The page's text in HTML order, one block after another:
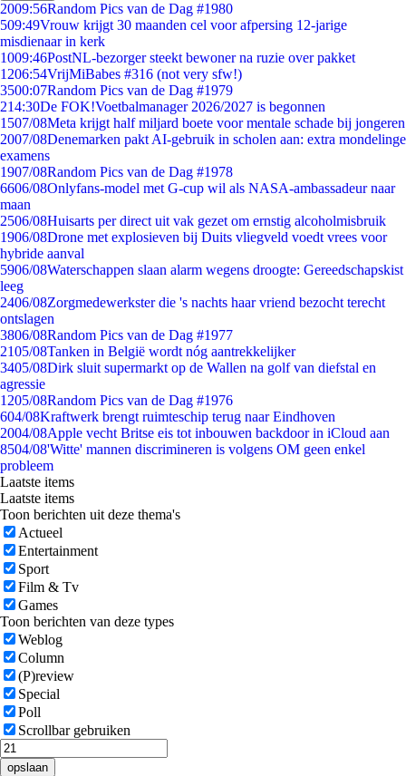
2009:56Random Pics van de Dag #1980
509:49Vrouw krijgt 30 maanden cel voor afpersing 12-jarige
misdienaar in kerk
1009:46PostNL-bezorger steekt bewoner na ruzie over pakket
1206:54VrijMiBabes #316 (not very sfw!)
3500:07Random Pics van de Dag #1979
214:30De FOK!Voetbalmanager 2026/2027 is begonnen
1507/08Meta krijgt half miljard boete voor mentale schade bij jongeren
2007/08Denemarken pakt AI-gebruik in scholen aan: extra mondelinge
examens
1907/08Random Pics van de Dag #1978
6606/08Onlyfans-model met G-cup wil als NASA-ambassadeur naar
maan
2506/08Huisarts per direct uit vak gezet om ernstig alcoholmisbruik
1906/08Drone met explosieven bij Duits vliegveld voedt vrees voor
hybride aanval
5906/08Waterschappen slaan alarm wegens droogte: Gereedschapskist
leeg
2406/08Zorgmedewerkster die 's nachts haar vriend bezocht terecht
ontslagen
3806/08Random Pics van de Dag #1977
2105/08Tanken in België wordt nóg aantrekkelijker
3405/08Dirk sluit supermarkt op de Wallen na golf van diefstal en
agressie
1205/08Random Pics van de Dag #1976
604/08Kraftwerk brengt ruimteschip terug naar Eindhoven
2004/08Apple vecht Britse eis tot inbouwen backdoor in iCloud aan
8504/08'Witte' mannen discrimineren is volgens OM geen enkel
probleem
Laatste items
Laatste items
Toon berichten uit deze thema's
Actueel
Entertainment
Sport
Film & Tv
Games
Toon berichten van deze types
Weblog
Column
(P)review
Special
Poll
Scrollbar gebruiken
opslaan